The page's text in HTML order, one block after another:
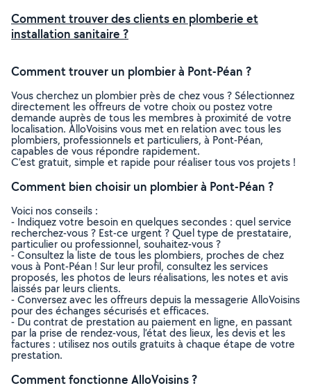
Comment trouver des clients en plomberie et
installation sanitaire ?
Comment trouver un plombier à Pont-Péan ?
Vous cherchez un plombier près de chez vous ? Sélectionnez
directement les offreurs de votre choix ou postez votre
demande auprès de tous les membres à proximité de votre
localisation. AlloVoisins vous met en relation avec tous les
plombiers, professionnels et particuliers, à Pont-Péan,
capables de vous répondre rapidement.
C’est gratuit, simple et rapide pour réaliser tous vos projets !
Comment bien choisir un plombier à Pont-Péan ?
Voici nos conseils :
- Indiquez votre besoin en quelques secondes : quel service
recherchez-vous ? Est-ce urgent ? Quel type de prestataire,
particulier ou professionnel, souhaitez-vous ?
- Consultez la liste de tous les plombiers, proches de chez
vous à Pont-Péan ! Sur leur profil, consultez les services
proposés, les photos de leurs réalisations, les notes et avis
laissés par leurs clients.
- Conversez avec les offreurs depuis la messagerie AlloVoisins
pour des échanges sécurisés et efficaces.
- Du contrat de prestation au paiement en ligne, en passant
par la prise de rendez-vous, l’état des lieux, les devis et les
factures : utilisez nos outils gratuits à chaque étape de votre
prestation.
Comment fonctionne AlloVoisins ?